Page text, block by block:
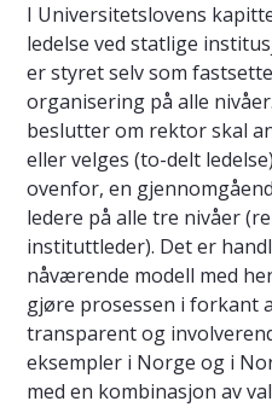
I Universitetslovens
ledelse ved statlige
er styret selv som
organisering på alle
beslutter om rektor skal
eller velges (to-delt
ovenfor, en
ledere på alle tre nivåer
instituttleder). Det er
nåværende modell med
gjøre prosessen i forkant
transparent og
eksempler i Norge og i
med en kombinasjon av